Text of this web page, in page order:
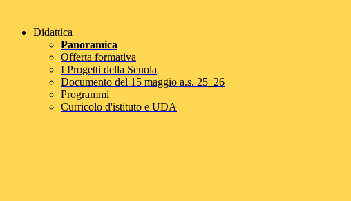
Didattica
Panoramica
Offerta formativa
I Progetti della Scuola
Documento del 15 maggio a.s. 25_26
Programmi
Curricolo d'istituto e UDA